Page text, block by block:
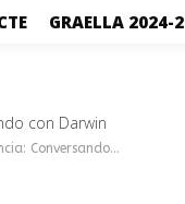
GRAELLA 2024-
con Darwin
Conversando…